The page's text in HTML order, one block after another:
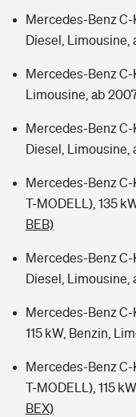
Mercedes-Benz C-
Diesel, Limousine,
Mercedes-Benz C-
Limousine, ab
Mercedes-Benz C-
Diesel, Limousine,
Mercedes-Benz C-
T-MODELL), 135
BEB)
Mercedes-Benz C-
Diesel, Limousine,
Mercedes-Benz C-
115 kW, Benzin,
Mercedes-Benz C-
T-MODELL), 115
BEX)